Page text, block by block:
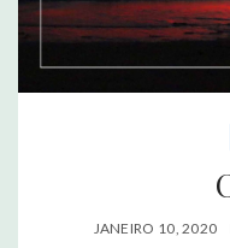
JANEIRO 10, 2020